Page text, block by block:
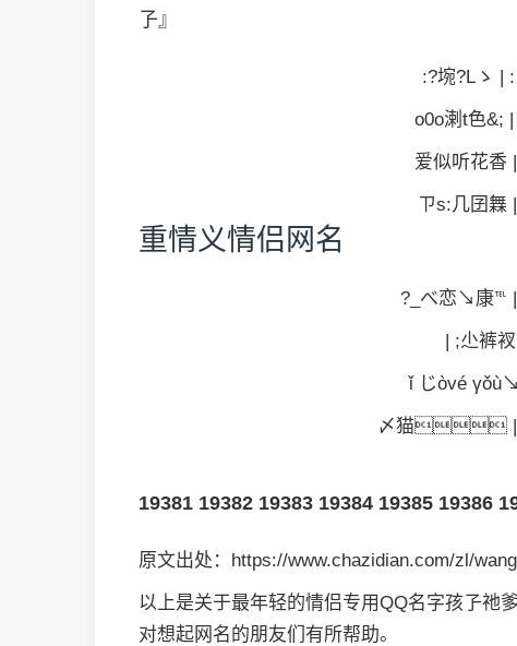
孒』
:?埦?Lゝ |
o0o溂t色&;
爱似听花香
ㄗs:几囝橆
重情义情侣网名
?_べ恋↘康℡
| ;尐裤衩
ǐ じòvé
〆猫
19381 19382 19383 19384 19385 19386
原文出处：https://www.chazidian.com/zl/
以上是关于最年轻的情侣专用QQ名字孩孒祂
对想起网名的朋友们有所帮助。